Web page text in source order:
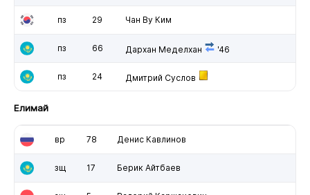
пз 29 Чан Ву Ким
пз 66 Дархан Меделхан '46
пз 24 Дмитрий Суслов
Елимай
вр 78 Денис Кавлинов
зщ 17 Берик Айтбаев